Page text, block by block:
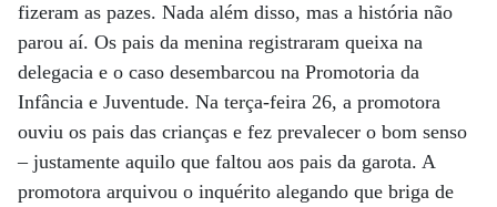
fizeram as pazes. Nada além disso, mas a história não
parou aí. Os pais da menina registraram queixa na
delegacia e o caso desembarcou na Promotoria da
Infância e Juventude. Na terça-feira 26, a promotora
ouviu os pais das crianças e fez prevalecer o bom senso
– justamente aquilo que faltou aos pais da garota. A
promotora arquivou o inquérito alegando que briga de